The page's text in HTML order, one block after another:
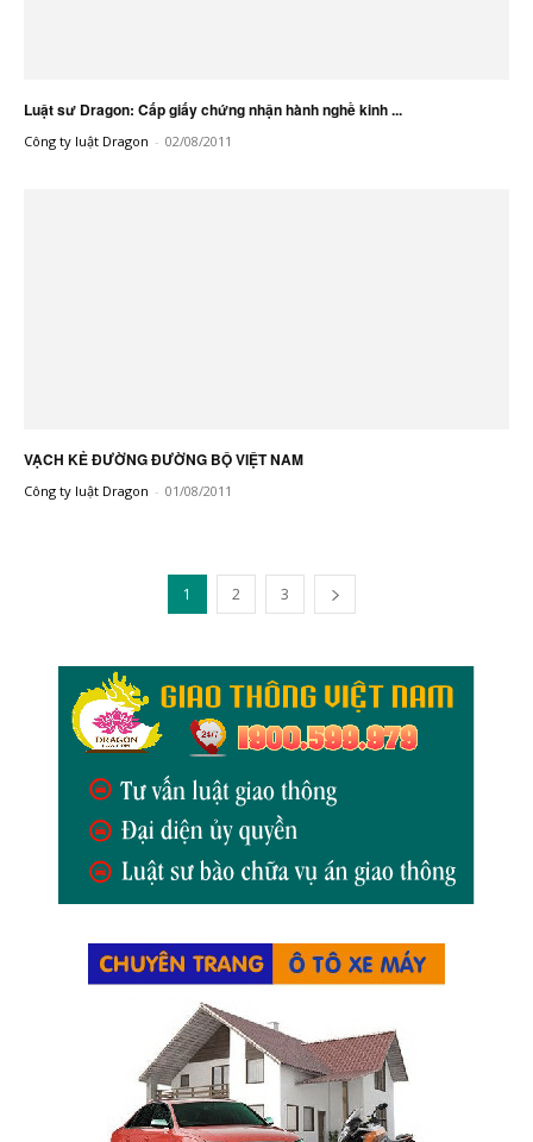
Luật sư Dragon: Cấp giấy chứng nhận hành nghề kinh ...
Công ty luật Dragon - 02/08/2011
VẠCH KẺ ĐƯỜNG ĐƯỜNG BỘ VIỆT NAM
Công ty luật Dragon - 01/08/2011
1 2 3